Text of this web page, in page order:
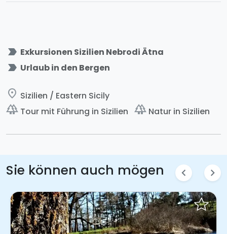
label_important Exkursionen Sizilien Nebrodi Ätna
label_important Urlaub in den Bergen
place Sizilien / Eastern Sicily
forest Tour mit Führung in Sizilien forest Natur in Sizilien
Sie können auch mögen chevron_left chevron_right